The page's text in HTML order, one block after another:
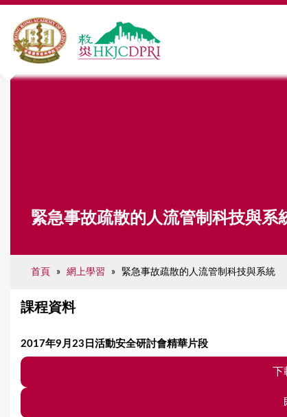
緊急事故疏散的人流管制科技與系
首頁 » 網上學習 » 緊急事故疏散的人流管制科技與系統
課程資料
2017年9月23日活動安全研討會精華片段
下